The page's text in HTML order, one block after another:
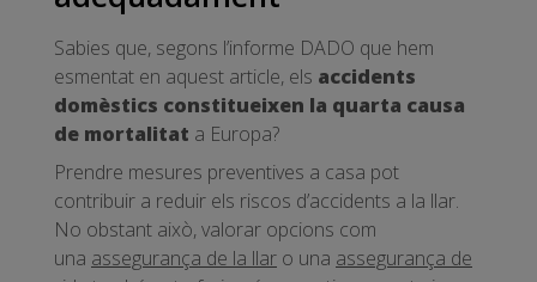
Sabies que, segons l’informe DADO que hem
esmentat en aquest article, els accidents
domèstics constitueixen la quarta causa
de mortalitat a Europa?
Prendre mesures preventives a casa pot
contribuir a reduir els riscos d’accidents a la llar.
No obstant això, valorar opcions com
una assegurança de la llar o una assegurança de